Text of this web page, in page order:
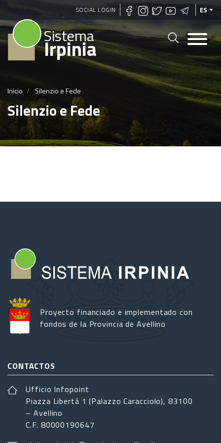
Pasar
al
contenido
principal
SOCIAL LOGIN ES
Sistema
Irpinia
Inicio Silenzio e Fede
Silenzio e Fede
Proyecto financiado e implementado con
fondos de la Provincia de Avellino
CONTACTOS
Ufficio Infopoint
Piazza Libertá 1 (Palazzo Caracciolo), 83100
– Avellino
C.F. 80000190647